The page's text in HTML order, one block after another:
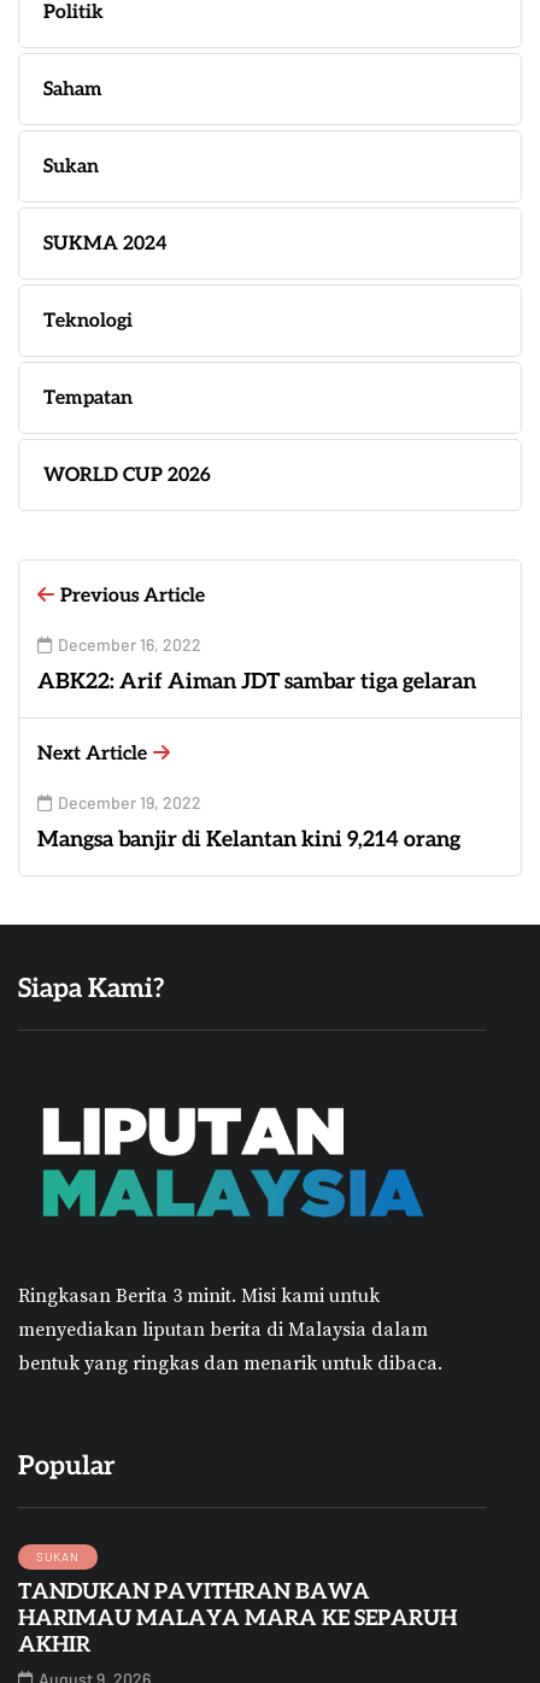
Politik
Saham
Sukan
SUKMA 2024
Teknologi
Tempatan
WORLD CUP 2026
Previous Article
December 16, 2022
ABK22: Arif Aiman JDT sambar tiga gelaran
Next Article
December 19, 2022
Mangsa banjir di Kelantan kini 9,214 orang
Siapa Kami?
Ringkasan Berita 3 minit. Misi kami untuk
menyediakan liputan berita di Malaysia dalam
bentuk yang ringkas dan menarik untuk dibaca.
Popular
SUKAN
TANDUKAN PAVITHRAN BAWA
HARIMAU MALAYA MARA KE SEPARUH
AKHIR